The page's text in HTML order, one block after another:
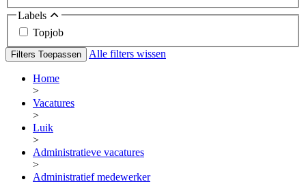
Labels
Topjob
Filters Toepassen Alle filters wissen
Home
>
Vacatures
>
Luik
>
Administratieve vacatures
>
Administratief medewerker